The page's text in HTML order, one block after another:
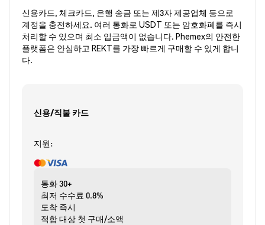
신용카드, 체크카드, 은행 송금 또는 제3자 제공업체 등으로
계정을 충전하세요. 여러 통화로 USDT 또는 암호화폐를 즉시
처리할 수 있으며 최소 입금액이 없습니다. Phemex의 안전한
플랫폼은 안심하고 REKT를 가장 빠르게 구매할 수 있게 합니
다.
신용/직불 카드
지원:
통화30+
최저 수수료 0.8%
도착 즉시
적합 대상 첫 구매/소액